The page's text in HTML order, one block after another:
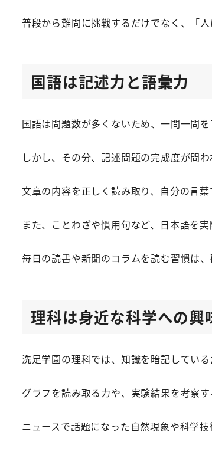
普段から難問に挑戦するだけでなく、「
国語は記述力と語彙力
国語は問題数が多くないため、一問一問を
しかし、その分、記述問題の完成度が問わ
文章の内容を正しく読み取り、自分の言葉
また、ことわざや慣用句など、日本語を
毎日の読書や新聞のコラムを読む習慣は、
理科は身近な科学への興
洗足学園の理科では、知識を暗記している
グラフを読み取る力や、実験結果を考察
ニュースで話題になった自然現象や科学